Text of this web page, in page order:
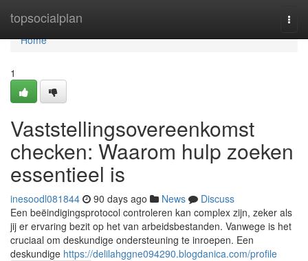
topsocialplan
Home
Home
1
Vaststellingsovereenkomst
checken: Waarom hulp zoeken
essentieel is
inesoodl081844 90 days ago News
Discuss
Een beëindigingsprotocol controleren kan complex zijn, zeker als
jij er ervaring bezit op het van arbeidsbestanden. Vanwege is het
cruciaal om deskundige ondersteuning te inroepen. Een
deskundige https://delilahggne094290.blogdanica.com/profile